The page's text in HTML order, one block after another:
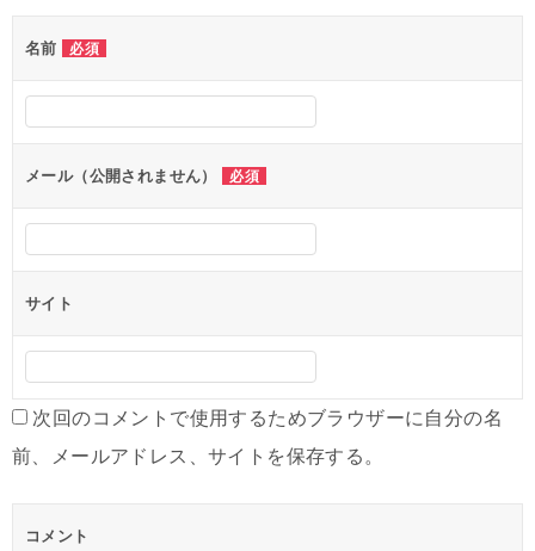
ー
ョ
ン
名前 必須
メール（公開されません） 必須
サイト
次回のコメントで使用するためブラウザーに自分の名
前、メールアドレス、サイトを保存する。
コメント